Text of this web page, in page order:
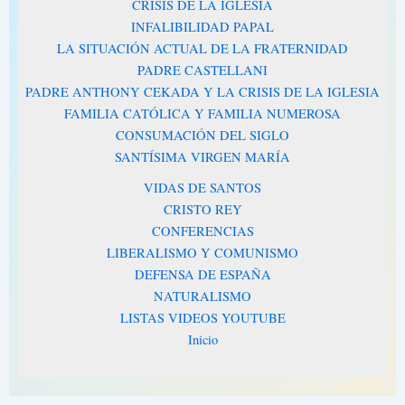
CRISIS DE LA IGLESIA
INFALIBILIDAD PAPAL
LA SITUACIÓN ACTUAL DE LA FRATERNIDAD
PADRE CASTELLANI
PADRE ANTHONY CEKADA Y LA CRISIS DE LA IGLESIA
FAMILIA CATÓLICA Y FAMILIA NUMEROSA
CONSUMACIÓN DEL SIGLO
SANTÍSIMA VIRGEN MARÍA
VIDAS DE SANTOS
CRISTO REY
CONFERENCIAS
LIBERALISMO Y COMUNISMO
DEFENSA DE ESPAÑA
NATURALISMO
LISTAS VIDEOS YOUTUBE
Inicio